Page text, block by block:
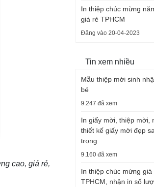
cao, giá rẻ,
In thiệp chúc mừng
giá rẻ TPHCM
Đăng vào 20-04-2023
Tin xem nhiều
Mẫu thiệp mời sinh
bé
9.247 đã xem
In giấy mời, thiệp mời,
thiết kế giấy mời đẹp
trọng
9.160 đã xem
In thiệp chúc mừng giá
TPHCM, nhận in số